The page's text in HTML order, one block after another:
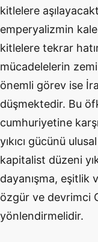
kitlelere
emperyalizmin
kitlelere tekrar
mücadelelerin
önemli görev ise
düşmektedir. Bu
cumhuriyetine
yıkıcı gücünü
kapitalist düzeni
dayanışma, eşitlik
özgür ve devrimci
yönlendirmelidir.